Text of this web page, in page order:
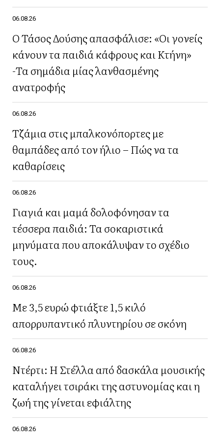
06.08.26
Ο Τάσος Δούσης απασφάλισε: «Οι γονείς
κάνουν τα παιδιά κάφρους και Κτήνη»
-Τα σημάδια μίας λανθασμένης
ανατροφής
06.08.26
Τζάμια στις μπαλκονόπορτες με
θαμπάδες από τον ήλιο – Πώς να τα
καθαρίσεις
06.08.26
Γιαγιά και μαμά δολοφόνησαν τα
τέσσερα παιδιά: Τα σοκαριστικά
μηνύματα που αποκάλυψαν το σχέδιο
τους.
06.08.26
Με 3,5 ευρώ φτιάξτε 1,5 κιλό
απορρυπαντικό πλυντηρίου σε σκόνη
06.08.26
Ντέρτι: Η Στέλλα από δασκάλα μουσικής
καταλήγει τσιράκι της αστυνομίας και η
ζωή της γίνεται εφιάλτης
06.08.26